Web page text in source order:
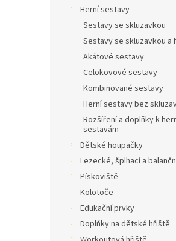
Herní sestavy
Sestavy se skluzavkou
Sestavy se skluzavkou a
Akátové sestavy
Celokovové sestavy
Kombinované sestavy
Herní sestavy bez
Rozšíření a doplňky k
sestavám
Dětské houpačky
Lezecké, šplhací a
Pískoviště
Kolotoče
Edukační prvky
Doplňky na dětské hřiště